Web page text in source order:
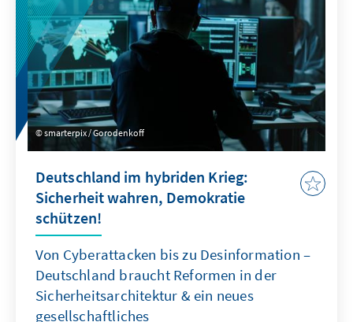
smarterpix / Gorodenkoff
Deutschland im hybriden Krieg:
Sicherheit wahren, Demokratie
schützen!
Von Cyberattacken bis zu Desinformation –
Deutschland braucht Reformen in der
Sicherheitsarchitektur & ein neues
gesellschaftliches